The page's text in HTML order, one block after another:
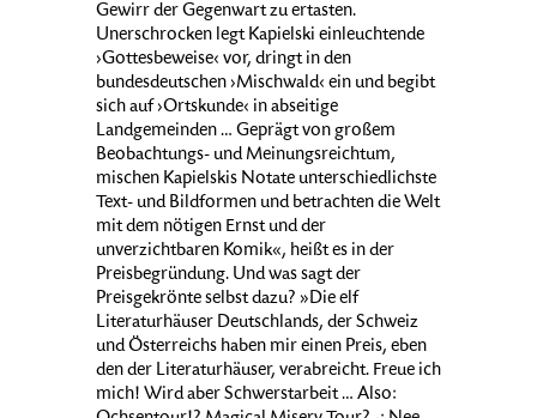
Gewirr der Gegenwart zu ertasten.
Unerschrocken legt Kapielski einleuchtende
›Gottesbeweise‹ vor, dringt in den
bundesdeutschen ›Mischwald‹ ein und begibt
sich auf ›Ortskunde‹ in abseitige
Landgemeinden … Geprägt von großem
Beobachtungs- und Meinungsreichtum,
mischen Kapielskis Notate unterschiedlichste
Text- und Bildformen und betrachten die Welt
mit dem nötigen Ernst und der
unverzichtbaren Komik«, heißt es in der
Preisbegründung. Und was sagt der
Preisgekrönte selbst dazu? »Die elf
Literaturhäuser Deutschlands, der Schweiz
und Österreichs haben mir einen Preis, eben
den der Literaturhäuser, verabreicht. Freue ich
mich! Wird aber Schwerstarbeit … Also: